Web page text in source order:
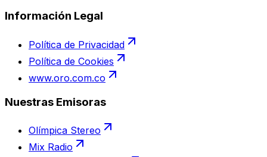
Información Legal
Política de Privacidad
Política de Cookies
www.oro.com.co
Nuestras Emisoras
Olímpica Stereo
Mix Radio